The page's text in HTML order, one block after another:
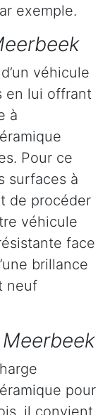
exemple.
véhicule
en lui offrant
à
Pour ce
surfaces à
de procéder
véhicule
face
brillance
neuf
pour